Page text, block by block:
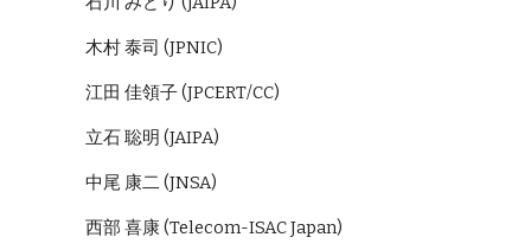
木村 泰司 (JPNIC)
江田 佳領子 (JPCERT/CC)
立石 聡明 (JAIPA)
中尾 康二 (JNSA)
西部 喜康 (Telecom-ISAC Japan)